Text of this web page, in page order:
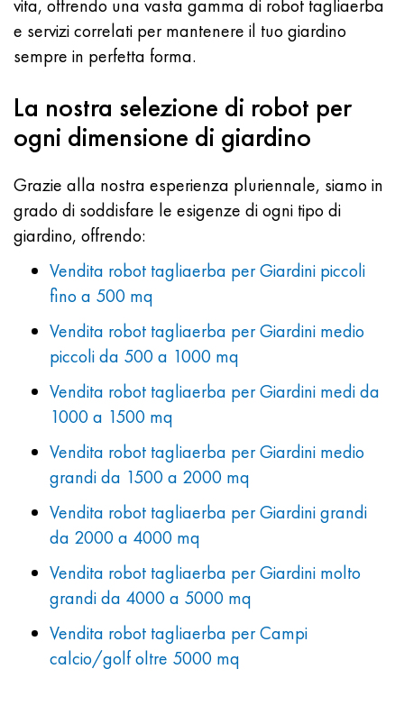
vita, offrendo una vasta gamma di robot tagliaerba
e servizi correlati per mantenere il tuo giardino
sempre in perfetta forma.
La nostra selezione di robot per
ogni dimensione di giardino
Grazie alla nostra esperienza pluriennale, siamo in
grado di soddisfare le esigenze di ogni tipo di
giardino, offrendo:
Vendita robot tagliaerba per Giardini piccoli
fino a 500 mq
Vendita robot tagliaerba per Giardini medio
piccoli da 500 a 1000 mq
Vendita robot tagliaerba per Giardini medi da
1000 a 1500 mq
Vendita robot tagliaerba per Giardini medio
grandi da 1500 a 2000 mq
Vendita robot tagliaerba per Giardini grandi
da 2000 a 4000 mq
Vendita robot tagliaerba per Giardini molto
grandi da 4000 a 5000 mq
Vendita robot tagliaerba per Campi
calcio/golf oltre 5000 mq